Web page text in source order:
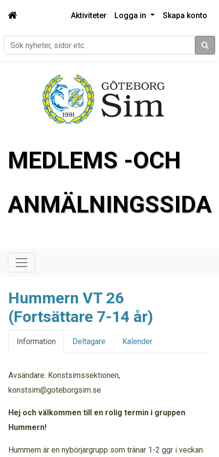
Aktiviteter Logga in Skapa konto
Sök
MEDLEMS -OCH
ANMÄLNINGSSIDA
Hummern VT 26
(Fortsättare 7-14 år)
Information Deltagare Kalender
Avsändare: Konstsimssektionen,
konstsim@goteborgsim.se
Hej och välkommen till en rolig termin i gruppen
Hummern!
Hummern är en nybörjargrupp som tränar 1-2 ggr i veckan.